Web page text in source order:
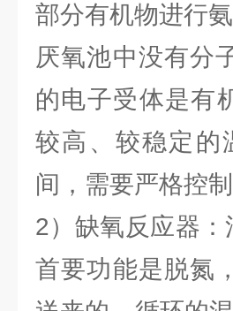
部分有机物进行氨
厌氧池中没有分
的电子受体是有
较高、较稳定
间，需要严格控制
2）缺氧反应器
首要功能是脱氮